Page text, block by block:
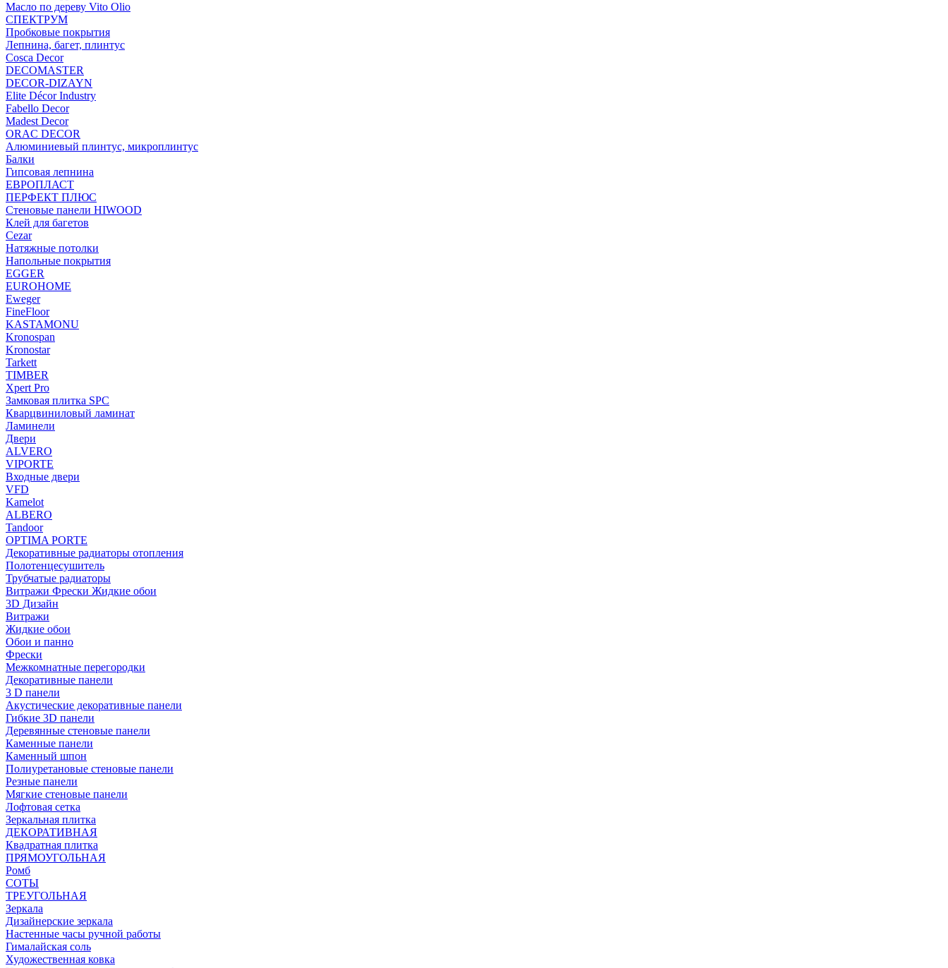
Масло по дереву Vito Olio
СПЕКТРУМ
Пробковые покрытия
Лепнина, багет, плинтус
Cosca Decor
DECOMASTER
DECOR-DIZAYN
Elite Décor Industry
Fabello Decor
Madest Decor
ORAC DECOR
Алюминиевый плинтус, микроплинтус
Балки
Гипсовая лепнина
ЕВРОПЛАСТ
ПЕРФЕКТ ПЛЮС
Стеновые панели HIWOOD
Клей для багетов
Cezar
Натяжные потолки
Напольные покрытия
EGGER
EUROHOME
Eweger
FineFloor
KASTAMONU
Kronospan
Kronostar
Tarkett
TIMBER
Xpert Pro
Замковая плитка SPC
Кварцвиниловый ламинат
Ламинели
Двери
ALVERO
VIPORTE
Входные двери
VFD
Kamelot
ALBERO
Tandoor
OPTIMA PORTE
Декоративные радиаторы отопления
Полотенцесушитель
Трубчатые радиаторы
Витражи Фрески Жидкие обои
3D Дизайн
Витражи
Жидкие обои
Обои и панно
Фрески
Межкомнатные перегородки
Декоративные панели
3 D панели
Акустические декоративные панели
Гибкие 3D панели
Деревянные стеновые панели
Каменные панели
Каменный шпон
Полиуретановые стеновые панели
Резные панели
Мягкие стеновые панели
Лофтовая сетка
Зеркальная плитка
ДЕКОРАТИВНАЯ
Квадратная плитка
ПРЯМОУГОЛЬНАЯ
Ромб
СОТЫ
ТРЕУГОЛЬНАЯ
Зеркала
Дизайнерские зеркала
Настенные часы ручной работы
Гималайская соль
Художественная ковка